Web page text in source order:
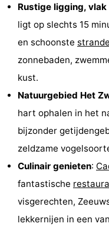
doen
-
Musea
Monumenten
Uitkijkpunten
Attracties
Rondvaarten
-
Binnenspeeltuinen
Rustige ligging,
ligt op slechts 15
en schoonste
zonnebaden,
kust.
Natuurgebied Het
hart ophalen in het
bijzonder
zeldzame
Culinair genieten:
fantastische
visgerechten,
lekkernijen in een